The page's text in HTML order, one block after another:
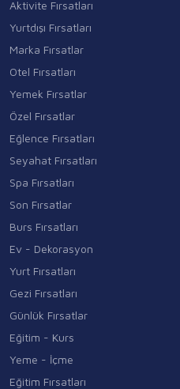
Aktivite Fırsatları
Yurtdışı Fırsatları
Marka Fırsatlar
Otel Fırsatları
Yemek Fırsatlar
Özel Fırsatlar
Eğlence Fırsatları
Seyahat Fırsatları
Spa Fırsatları
Son Fırsatlar
Burs Fırsatları
Ev - Dekorasyon
Yurt Fırsatları
Gezi Fırsatları
Günlük Fırsatlar
Eğitim - Kurs
Yeme - İçme
Eğitim Fırsatları